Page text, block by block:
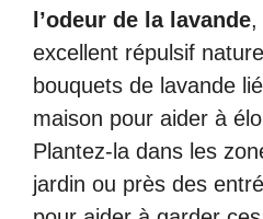
l’odeur de la lavande,
excellent répulsif
bouquets de lavande
maison pour aider à
Plantez-la dans les
jardin ou près des